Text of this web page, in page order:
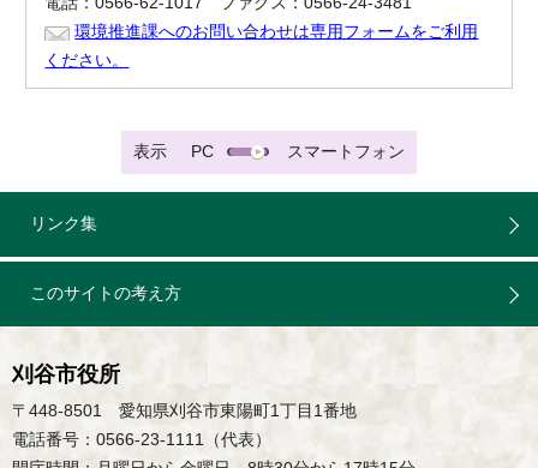
環境推進課へのお問い合わせは専用フォームをご利用
ください。
表示 PC スマートフォン
リンク集
このサイトの考え方
刈谷市役所
〒448-8501 愛知県刈谷市東陽町1丁目1番地
電話番号：0566-23-1111（代表）